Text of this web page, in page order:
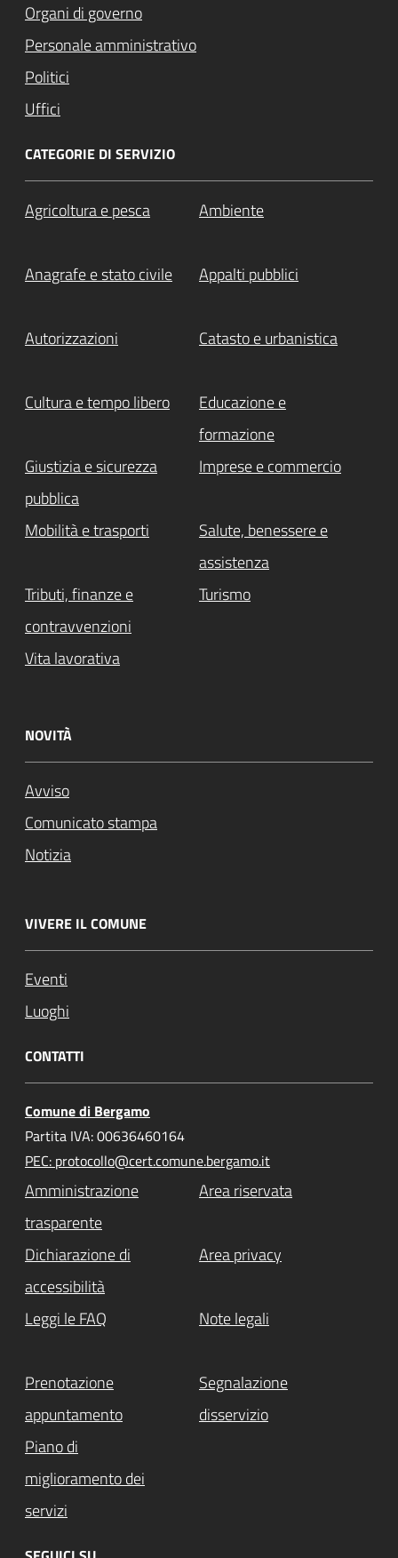
Organi di governo
Personale amministrativo
Politici
Uffici
CATEGORIE DI SERVIZIO
Agricoltura e pesca Ambiente
Anagrafe e stato civile Appalti pubblici
Autorizzazioni Catasto e urbanistica
Cultura e tempo libero
Educazione e
formazione
Giustizia e sicurezza
pubblica
Imprese e commercio
Mobilità e trasporti
Salute, benessere e
assistenza
Tributi, finanze e
contravvenzioni
Turismo
Vita lavorativa
NOVITÀ
Avviso
Comunicato stampa
Notizia
VIVERE IL COMUNE
Eventi
Luoghi
CONTATTI
Comune di Bergamo
Partita IVA: 00636460164
PEC: protocollo@cert.comune.bergamo.it
Amministrazione
trasparente
Area riservata
Dichiarazione di
accessibilità
Area privacy
Leggi le FAQ Note legali
Prenotazione
appuntamento
Segnalazione
disservizio
Piano di
miglioramento dei
servizi